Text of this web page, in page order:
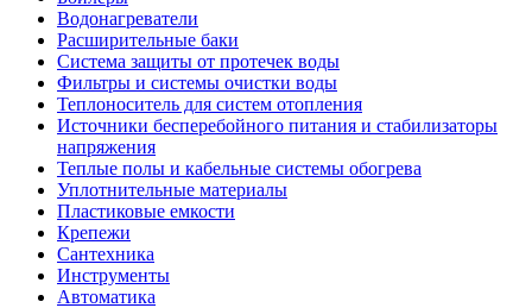
Водонагреватели
Расширительные баки
Система защиты от протечек воды
Фильтры и системы очистки воды
Теплоноситель для систем отопления
Источники бесперебойного питания и стабилизаторы
напряжения
Теплые полы и кабельные системы обогрева
Уплотнительные материалы
Пластиковые емкости
Крепежи
Сантехника
Инструменты
Автоматика